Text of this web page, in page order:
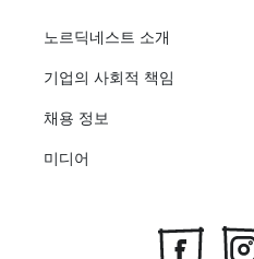
노르딕네스트 소개
기업의 사회적 책임
채용 정보
미디어